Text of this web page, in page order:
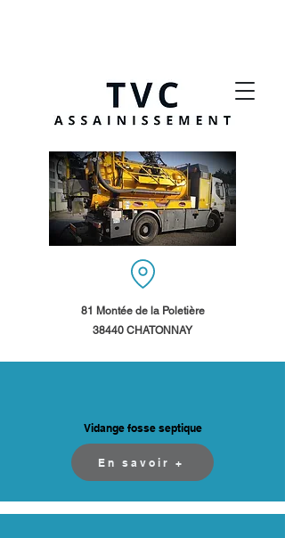
81 Montée de la Poletière
38440 CHATONNAY​
Vidange fosse septique
En savoir +